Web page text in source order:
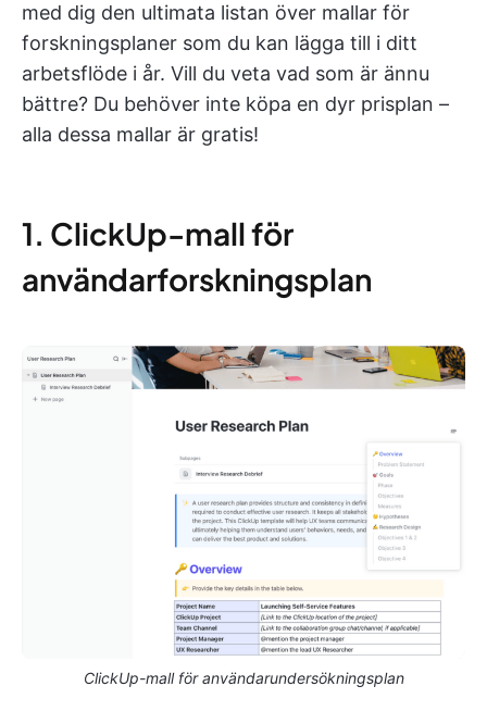
med dig den ultimata listan över mallar för
forskningsplaner som du kan lägga till i ditt
arbetsflöde i år. Vill du veta vad som är ännu
bättre? Du behöver inte köpa en dyr prisplan –
alla dessa mallar är gratis!
1. ClickUp-mall för
användarforskningsplan
ClickUp-mall för användarundersökningsplan